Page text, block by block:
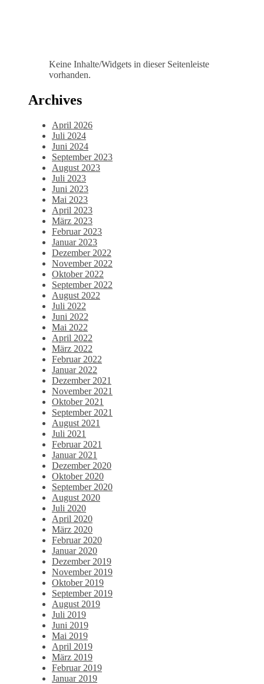
Keine Inhalte/Widgets in dieser Seitenleiste
vorhanden.
Archives
April 2026
Juli 2024
Juni 2024
September 2023
August 2023
Juli 2023
Juni 2023
Mai 2023
April 2023
März 2023
Februar 2023
Januar 2023
Dezember 2022
November 2022
Oktober 2022
September 2022
August 2022
Juli 2022
Juni 2022
Mai 2022
April 2022
März 2022
Februar 2022
Januar 2022
Dezember 2021
November 2021
Oktober 2021
September 2021
August 2021
Juli 2021
Februar 2021
Januar 2021
Dezember 2020
Oktober 2020
September 2020
August 2020
Juli 2020
April 2020
März 2020
Februar 2020
Januar 2020
Dezember 2019
November 2019
Oktober 2019
September 2019
August 2019
Juli 2019
Juni 2019
Mai 2019
April 2019
März 2019
Februar 2019
Januar 2019